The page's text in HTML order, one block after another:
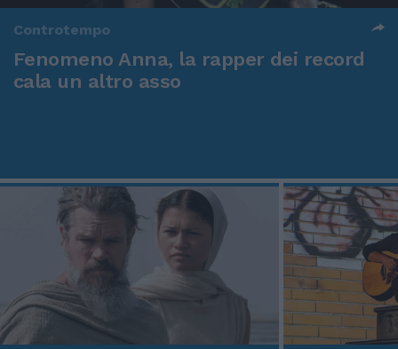
Controtempo
Fenomeno Anna, la rapper dei record
cala un altro asso